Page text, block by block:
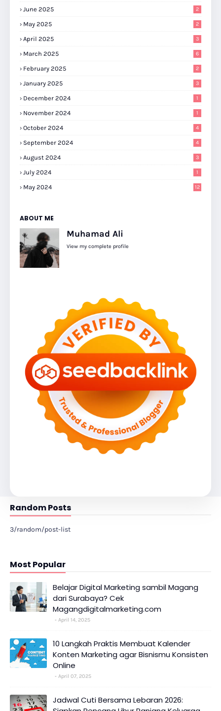
June 2025 2
May 2025 2
April 2025 3
March 2025 6
February 2025 2
January 2025 3
December 2024 1
November 2024 1
October 2024 4
September 2024 4
August 2024 3
July 2024 1
May 2024 12
ABOUT ME
Muhamad Ali
View my complete profile
Random Posts
3/random/post-list
Most Popular
Belajar Digital Marketing sambil Magang
dari Surabaya? Cek
Magangdigitalmarketing.com
April 14, 2025
10 Langkah Praktis Membuat Kalender
Konten Marketing agar Bisnismu Konsisten
Online
April 07, 2025
Jadwal Cuti Bersama Lebaran 2026: